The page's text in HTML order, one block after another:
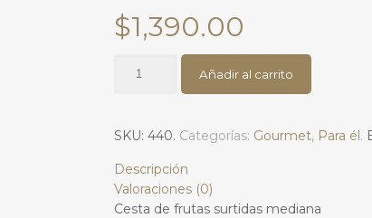
$1,390.00
440
cantidad
Añadir al carrito
SKU: 440. Categorías: Gourmet, Para él.
Descripción
Valoraciones (0)
Cesta de frutas surtidas mediana